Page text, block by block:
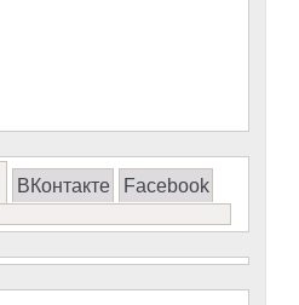
ВКонтакте Facebook